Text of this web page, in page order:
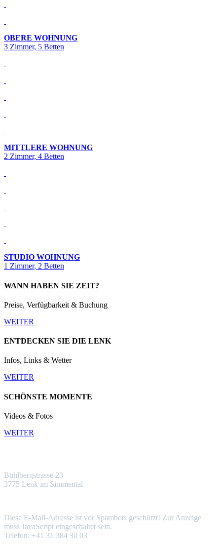
OBERE WOHNUNG
3 Zimmer, 5 Betten
MITTLERE WOHNUNG
2 Zimmer, 4 Betten
STUDIO WOHNUNG
1 Zimmer, 2 Betten
WANN HABEN SIE ZEIT?
Preise, Verfügbarkeit & Buchung
WEITER
ENTDECKEN SIE DIE LENK
Infos, Links & Wetter
WEITER
SCHÖNSTE MOMENTE
Videos & Fotos
WEITER
Bühlbergstrasse 23
3775 Lenk im Simmental
Diese E-Mail-Adresse ist vor Spambots geschützt! Zur Anzeige
muss JavaScript eingeschaltet sein.
Telefon: ‭+41 31 384 30 03‬